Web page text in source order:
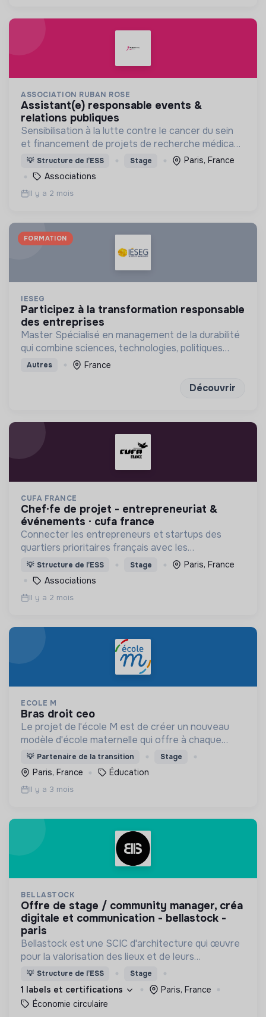
ASSOCIATION RUBAN ROSE
assistant(e) responsable events &
relations publiques
Sensibilisation à la lutte contre le cancer du sein
et financement de projets de recherche médicaux
pour contribuer à la lutte contre le cancer du sein.
💡 Structure de l’ESS Stage
Paris, France
Associations
Il y a 2 mois
FORMATION
IESEG
participez à la transformation responsable
des entreprises
Master Spécialisé en management de la durabilité
qui combine sciences, technologies, politiques
publiques et management
Autres France
Découvrir
CUFA FRANCE
chef·fe de projet - entrepreneuriat &
événements · cufa france
Connecter les entrepreneurs et startups des
quartiers prioritaires français avec les
investisseurs, VCs ,incubateurs, business angels,
mentors, ..
💡 Structure de l’ESS Stage
Paris, France
Associations
Il y a 2 mois
ECOLE M
bras droit ceo
Le projet de l'école M est de créer un nouveau
modèle d'école maternelle qui offre à chaque
enfant une éducation personnalisée et qui
contribue à la réduction des inégalités scolaires.
💡 Partenaire de la transition Stage
Paris, France Éducation
Il y a 3 mois
BELLASTOCK
offre de stage / community manager, créa
digitale et communication - bellastock -
paris
Bellastock est une SCIC d'architecture qui œuvre
pour la valorisation des lieux et de leurs
ressources en proposant des alternatives à l'acte
💡 Structure de l’ESS Stage
1 labels et certifications
Paris, France
Économie circulaire